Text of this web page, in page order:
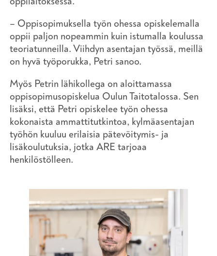
– Oppisopimuksella työn ohessa opiskelemalla
oppii paljon nopeammin kuin istumalla koulussa
teoriatunneilla. Viihdyn asentajan työssä, meillä
on hyvä työporukka, Petri sanoo.
Myös Petrin lähikollega on aloittamassa
oppisopimusopiskelua Oulun Taitotalossa. Sen
lisäksi, että Petri opiskelee työn ohessa
kokonaista ammattitutkintoa, kylmäasentajan
työhön kuuluu erilaisia pätevöitymis- ja
lisäkoulutuksia, jotka ARE tarjoaa
henkilöstölleen.